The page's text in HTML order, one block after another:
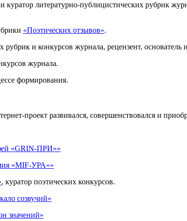
куратор литературно-публицистических рубрик
«Поэтических отзывов».
и конкурсов журнала, рецензент, основатель
журнала.
формирования.
проект развивался, совершенствовался и
«GRIN-ПРИ»»
«MIF-УРА»»
, куратор поэтических конкурсов.
созвучий»
значений»